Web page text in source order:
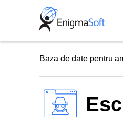
Baza de date pentru